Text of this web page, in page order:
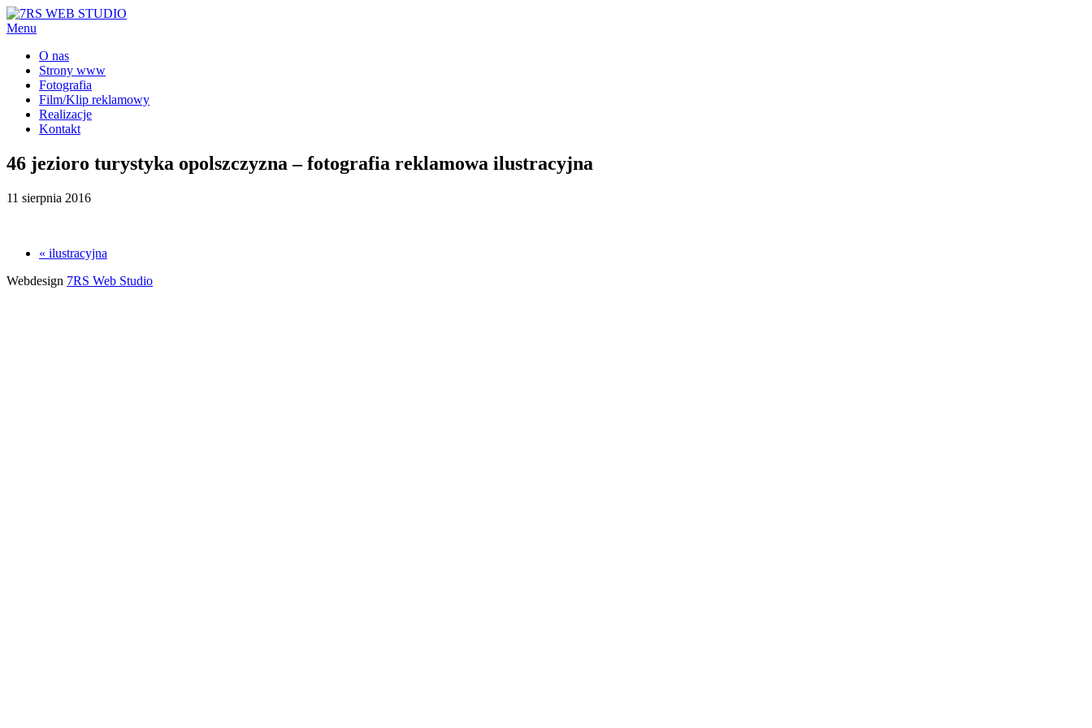
Menu
O nas
Strony www
Fotografia
Film/Klip reklamowy
Realizacje
Kontakt
46 jezioro turystyka opolszczyzna – fotografia reklamowa ilustracyjna
11 sierpnia 2016
« ilustracyjna
Webdesign 7RS Web Studio